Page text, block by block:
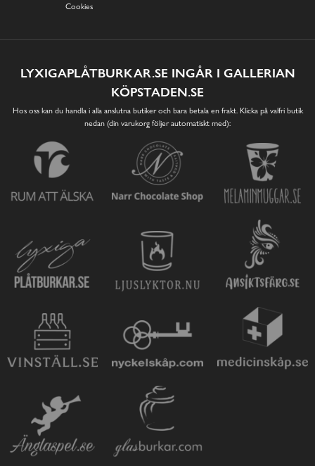
Cookies
LYXIGAPLÅTBURKAR.SE INGÅR I GALLERIAN
KÖPSTADEN.SE
Hos oss kan du handla i alla anslutna butiker och bara betala en frakt. Klicka på valfri butik
nedan (din varukorg följer automatiskt med):